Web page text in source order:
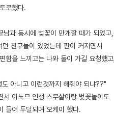
로했다.
남과 동시에 벚꽃이 만개할 때가 되었고,
친구들이 있었는데 판이 커지면서
함을 느끼고는 나와 둘이 가길 요청했고,
아니고 이런것까지 해줘야 되냐??"
서 이노므 인생 스무살이랑 벚꽃놀이도
들어 투덜되며 오케이 했다.